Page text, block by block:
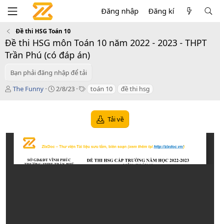
Đăng nhập Đăng kí
Đề thi HSG Toán 10
Đề thi HSG môn Toán 10 năm 2022 - 2023 - THPT
Trần Phú (có đáp án)
Bạn phải đăng nhập để tải
T
ả
The Funny
C
n
d
2/8/23
T toán 10 đề thi hsg
Tải về